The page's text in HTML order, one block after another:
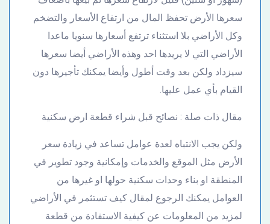
سعرها الأرض تحفظ المال من ارتفاع الأسعار والتضخم
وكل الأراضي بلا استثناء ترتفع أسعارها سنويا ماعدا
الأراضي التي لا يريدها احد وهذه الأراضي أيضا سعرها
سيزداد ولكن بعد وقت أطول وأيضا يمكنك تأجيرها دون
القيام بأي عمل عليها.
مقال ذات صلة : نصائح قبل شراء قطعة ارض سكنية
ولكن يجب الانتباه لعدة عوامل تساعد في زيادة سعر
الأرض مثل الموقع والخدمات وإمكانية وجود تطوير في
المنطقة او بناء وحدات سكنية حولها او غيرها من
العوامل يمكنك الرجوع لمقال كيف تستثمر في الأراضي
لمزيد من المعلومات عن كيفية الاستفادة من قطعة